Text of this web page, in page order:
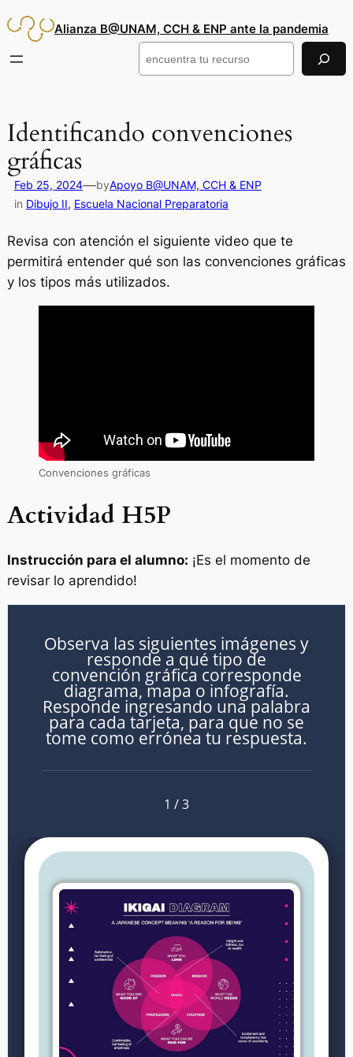
al
Alianza B@UNAM, CCH & ENP ante la pandemia
Buscar
Identificando convenciones
gráficas
Feb 25, 2024—byApoyo B@UNAM, CCH & ENP
in Dibujo II, Escuela Nacional Preparatoria
Revisa con atención el siguiente video que te
permitirá entender qué son las convenciones gráficas
y los tipos más utilizados.
Convenciones gráficas
Actividad H5P
Instrucción para el alumno: ¡Es el momento de
revisar lo aprendido!